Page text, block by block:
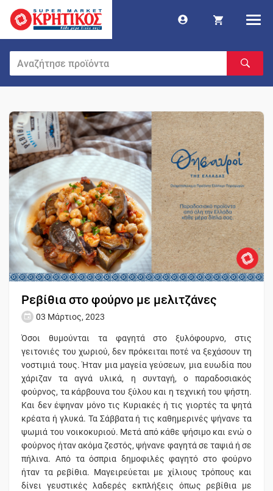
Ρεβίθια στο φούρνο με μελιτζάνες
03 Μάρτιος, 2023
Όσοι θυμούνται τα φαγητά στο ξυλόφουρνο, στις
γειτονιές του χωριού, δεν πρόκειται ποτέ να ξεχάσουν τη
νοστιμιά τους. Ήταν μια μαγεία γεύσεων, μια ευωδία που
χάριζαν τα αγνά υλικά, η συνταγή, ο παραδοσιακός
φούρνος, τα κάρβουνα του ξύλου και η τεχνική του ψήστη.
Και δεν έψηναν μόνο τις Κυριακές ή τις γιορτές τα ψητά
κρέατα ή γλυκά. Τα Σάββατα ή τις καθημερινές ψήνανε τα
ψωμιά του νοικοκυριού. Μετά από κάθε ψήσιμο και ενώ ο
φούρνος ήταν ακόμα ζεστός, ψήνανε φαγητά σε ταψιά ή σε
πήλινα. Από τα όσπρια δημοφιλές φαγητό στο φούρνο
ήταν τα ρεβίθια. Μαγειρεύεται με χίλιους τρόπους και
δίνει γευστικές λαδερές εκπλήξεις όπως ρεβίθια με